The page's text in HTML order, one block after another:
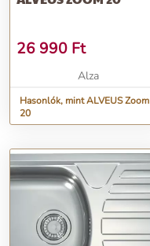
26 990 Ft
Alza
Hasonlók, mint ALVEUS Zoom
20